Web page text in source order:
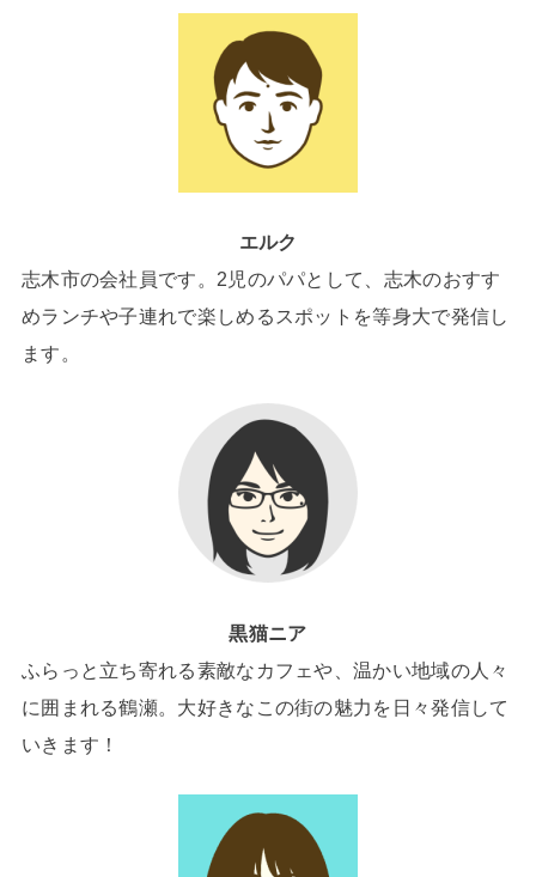
エルク
志木市の会社員です。2児のパパとして、志木のおすす
めランチや子連れで楽しめるスポットを等身大で発信し
ます。
黒猫ニア
ふらっと立ち寄れる素敵なカフェや、温かい地域の人々
に囲まれる鶴瀬。大好きなこの街の魅力を日々発信して
いきます！